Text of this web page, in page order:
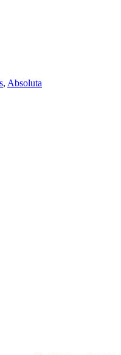
, Absoluta